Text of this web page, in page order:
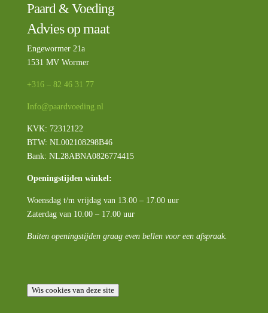
Paard & Voeding
Advies op maat
Engewormer 21a
1531 MV Wormer
+316 – 82 46 31 77
Info@paardvoeding.nl
KVK: 72312122
BTW: NL002108298B46
Bank: NL28ABNA0826774415
Openingstijden winkel:
Woensdag t/m vrijdag van 13.00 – 17.00 uur
Zaterdag van 10.00 – 17.00 uur
Buiten openingstijden graag even bellen voor een afspraak.
Wis cookies van deze site